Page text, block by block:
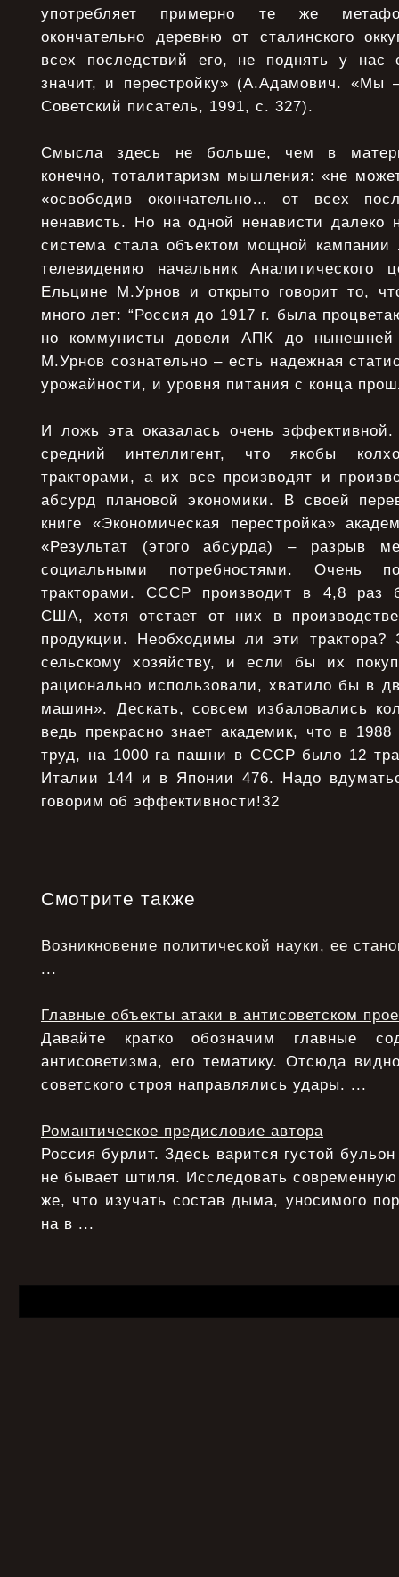
употребляет примерно те же
окончательно деревню от сталинского
всех последствий его, не поднять у нас
значит, и перестройку» (А.Адамович. «Мы
Советский писатель, 1991, с. 327).
Смысла здесь не больше, чем в
конечно, тоталитаризм мышления: «не
«освободив окончательно… от всех
ненависть. Но на одной ненависти далеко
система стала объектом мощной кампании
телевидению начальник Аналитического
Ельцине М.Урнов и открыто говорит то,
много лет: “Россия до 1917 г. была
но коммунисты довели АПК до нынешней
М.Урнов сознательно – есть надежная
урожайности, и уровня питания с конца
И ложь эта оказалась очень
средний интеллигент, что якобы
тракторами, а их все производят и
абсурд плановой экономики. В своей
книге «Экономическая перестройка»
«Результат (этого абсурда) – разрыв
социальными потребностями. Очень
тракторами. CCCР производит в 4,8 раз
США, хотя отстает от них в производстве
продукции. Необходимы ли эти трактора?
сельскому хозяйству, и если бы их
рационально использовали, хватило бы в
машин». Дескать, совсем избаловались
ведь прекрасно знает академик, что в
труд, на 1000 га пашни в СССР было 12
Италии 144 и в Японии 476. Надо
говорим об эффективности!32
Смотрите также
Возникновение политической науки, ее
...
Главные объекты атаки в антисоветском
Давайте кратко обозначим главные
антисоветизма, его тематику. Отсюда
советского строя направлялись удары. ...
Романтическое предисловие автора
Россия бурлит. Здесь варится густой
не бывает штиля. Исследовать
же, что изучать состав дыма, уносимого
на в ...